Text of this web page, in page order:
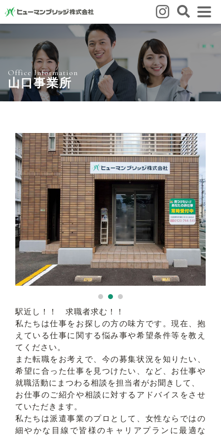
はじめての方
はじめての方 3つの強み いろいろな働き方 Q&A
就業までの流れ HBのイイネ！
スタッフの方
お友だち紹介キャンペーン
会社概要
会社概要 事業所のご案内
ブログ
求人検索
Office Information
山口事業所
駅近し！！ 求職者求む！！
私たちは仕事をお探しの方の味方です。現在、抱
えている仕事に関する悩み事や希望条件等を教え
てください。
また転職をお考えで、今の募集状況を知りたい、
希望に合った仕事を見つけたい、など、お仕事や
就職活動にまつわる相談を担当者がお聞きして、
お仕事のご紹介や相談に対するアドバイスをさせ
ていただきます。
私たちは派遣事業のプロとして、女性ならではの
細やかな目線で皆様のキャリアプランに最適な